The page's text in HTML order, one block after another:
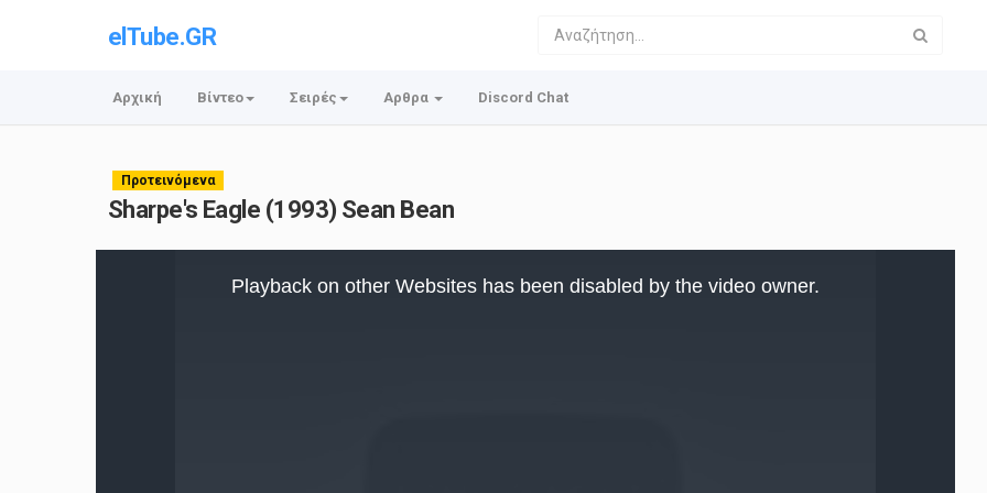
elTube.GR
Αρχική Βίντεο Σειρές Αρθρα Discord Chat
Προτεινόμενα
Sharpe's Eagle (1993) Sean Bean
Playback on other Websites has been disabled by the video owner.